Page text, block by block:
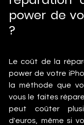
power de
?
Le coût de la
power de votre
la méthode que
vous le faites
peut coûter
d'euros, même si